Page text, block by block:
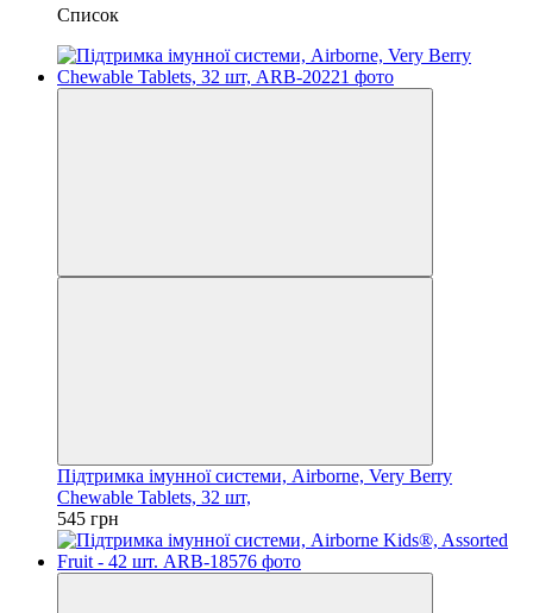
Список
Підтримка імунної системи, Airborne, Very Berry
Chewable Tablets, 32 шт,
545 грн